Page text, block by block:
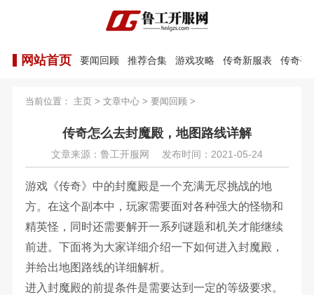
网站首页 要闻回顾 推荐合集 游戏攻略 传奇新服表 传奇手
当前位置： 主页> 文章中心> 要闻回顾 >
传奇怎么去封魔殿，地图路线详解
文章来源：鲁工开服网 发布时间：2021-05-24
游戏《传奇》中的封魔殿是一个充满无尽挑战的地
方。在这个副本中，玩家需要面对各种强大的怪物和
精英怪，同时还需要解开一系列谜题和机关才能继续
前进。下面将为大家详细介绍一下如何进入封魔殿，
并给出地图路线的详细解析。
进入封魔殿的前提条件是需要达到一定的等级要求。